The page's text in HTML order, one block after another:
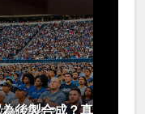
為後製合成？真